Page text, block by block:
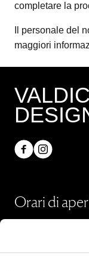
completare la
Il personale del
maggiori
Orari di